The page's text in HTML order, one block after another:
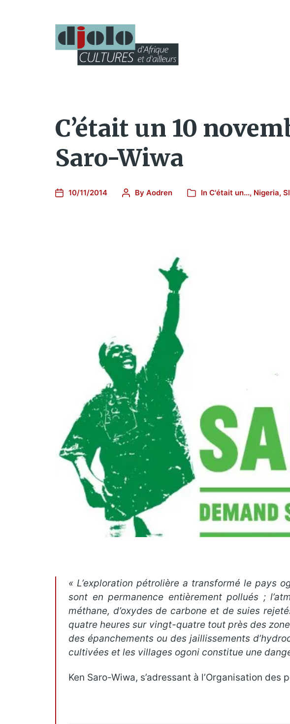
C’était un 10
Saro-Wiwa
10/11/2014 By Aodren In C'était un..., Nigeria,
« L’exploration pétrolière a transformé le pays
sont en permanence entièrement pollués ;
méthane, d’oxydes de carbone et de suies
quatre heures sur vingt-quatre tout près des
des épanchements ou des jaillissements
cultivées et les villages ogoni constitue une
Ken Saro-Wiwa, s’adressant à l’Organisation